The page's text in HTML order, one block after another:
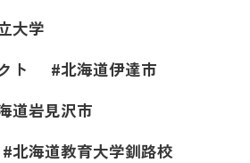
大学
ト
北海道伊達市
道岩見沢市
北海道教育大学釧路校